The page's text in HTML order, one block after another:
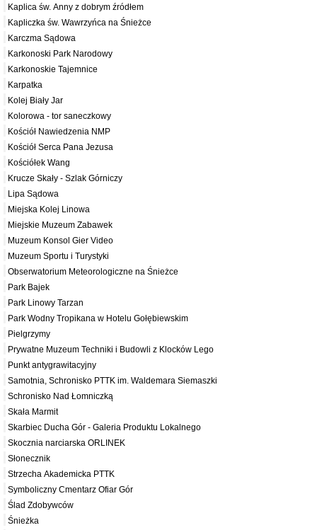
Kaplica św. Anny z dobrym źródłem
Kapliczka św. Wawrzyńca na Śnieżce
Karczma Sądowa
Karkonoski Park Narodowy
Karkonoskie Tajemnice
Karpatka
Kolej Biały Jar
Kolorowa - tor saneczkowy
Kościół Nawiedzenia NMP
Kościół Serca Pana Jezusa
Kościółek Wang
Krucze Skały - Szlak Górniczy
Lipa Sądowa
Miejska Kolej Linowa
Miejskie Muzeum Zabawek
Muzeum Konsol Gier Video
Muzeum Sportu i Turystyki
Obserwatorium Meteorologiczne na Śnieżce
Park Bajek
Park Linowy Tarzan
Park Wodny Tropikana w Hotelu Gołębiewskim
Pielgrzymy
Prywatne Muzeum Techniki i Budowli z Klocków Lego
Punkt antygrawitacyjny
Samotnia, Schronisko PTTK im. Waldemara Siemaszki
Schronisko Nad Łomniczką
Skała Marmit
Skarbiec Ducha Gór - Galeria Produktu Lokalnego
Skocznia narciarska ORLINEK
Słonecznik
Strzecha Akademicka PTTK
Symboliczny Cmentarz Ofiar Gór
Ślad Zdobywców
Śnieżka